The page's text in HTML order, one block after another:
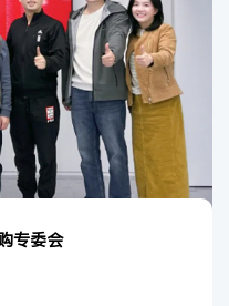
专委会